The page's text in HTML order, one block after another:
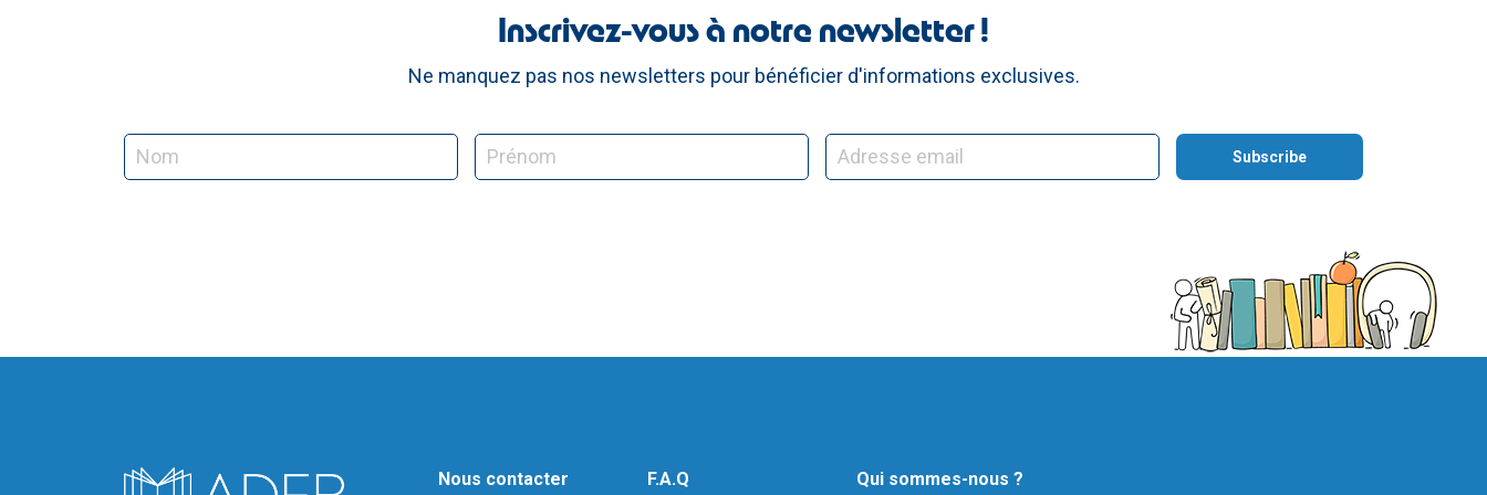
Inscrivez-vous à notre newsletter !
Ne manquez pas nos newsletters pour bénéficier d'informations exclusives.
Nous contacter F.A.Q Qui sommes-nous ?